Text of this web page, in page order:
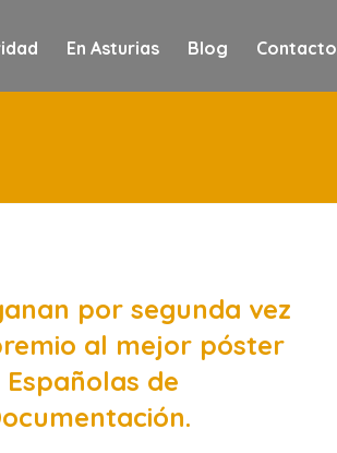
En Asturias Blog Contacto
por segunda vez
al mejor póster
de